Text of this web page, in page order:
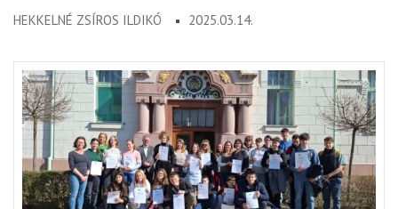
HEKKELNÉ ZSÍROS ILDIKÓ 2025.03.14.